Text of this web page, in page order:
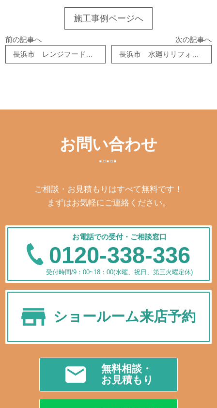
施工事例ページへ
前の記事へ
長浜市 レンジフード交換 リフォーム
次の記事へ
長浜市 水廻りリフォーム
お問い合わせ
ご相談・お見積もりはすべて無料です！
まずはお気軽にご連絡ください。
お電話での受付・ご相談窓口
0120-338-336
受付時間/9：00~18：00(水曜、祝日、第三火曜定休)
ショールーム来店予約
無料相談・
お見積もり